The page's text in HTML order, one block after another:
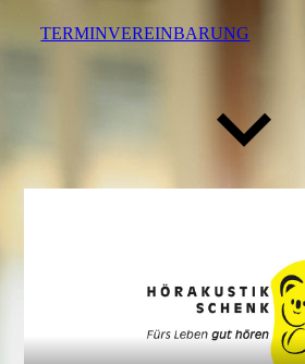
TERMINVEREINBARUNG